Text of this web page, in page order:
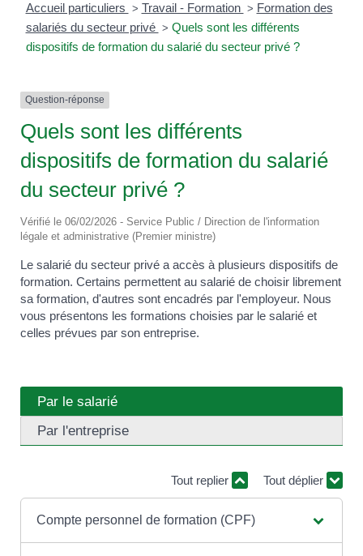
Accueil particuliers > Travail - Formation > Formation des
salariés du secteur privé > Quels sont les différents
dispositifs de formation du salarié du secteur privé ?
Question-réponse
Quels sont les différents
dispositifs de formation du salarié
du secteur privé ?
Vérifié le 06/02/2026 - Service Public / Direction de l'information
légale et administrative (Premier ministre)
Le salarié du secteur privé a accès à plusieurs dispositifs de
formation. Certains permettent au salarié de choisir librement
sa formation, d'autres sont encadrés par l'employeur. Nous
vous présentons les formations choisies par le salarié et
celles prévues par son entreprise.
Par le salarié
Par l'entreprise
Tout replier Tout déplier
Compte personnel de formation (CPF)